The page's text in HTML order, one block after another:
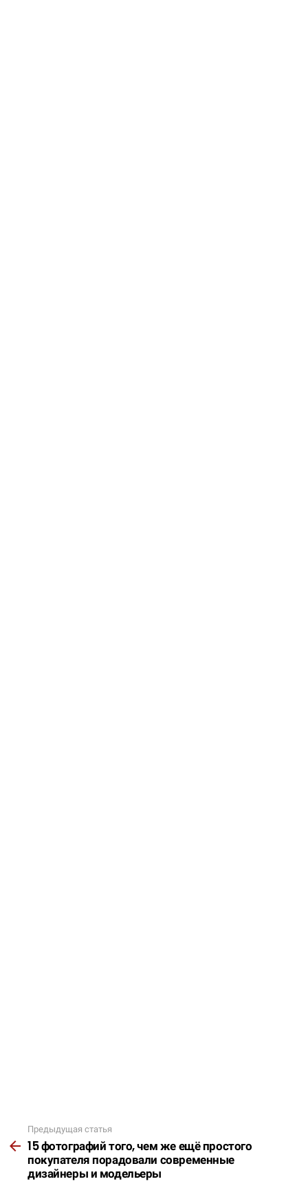
Подробнее
Предыдущая статья
15 фотографий того, чем же ещё простого
покупателя порадовали современные
дизайнеры и модельеры